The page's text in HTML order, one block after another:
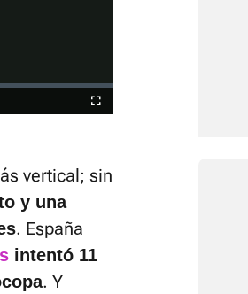
Fullscreen
vertical; sin
y una
. España
intentó 11
. Y